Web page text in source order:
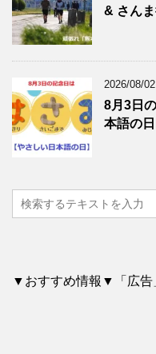
& さん
2026/08/02
8月3日
本語の
▼おすすめ情報▼「広告